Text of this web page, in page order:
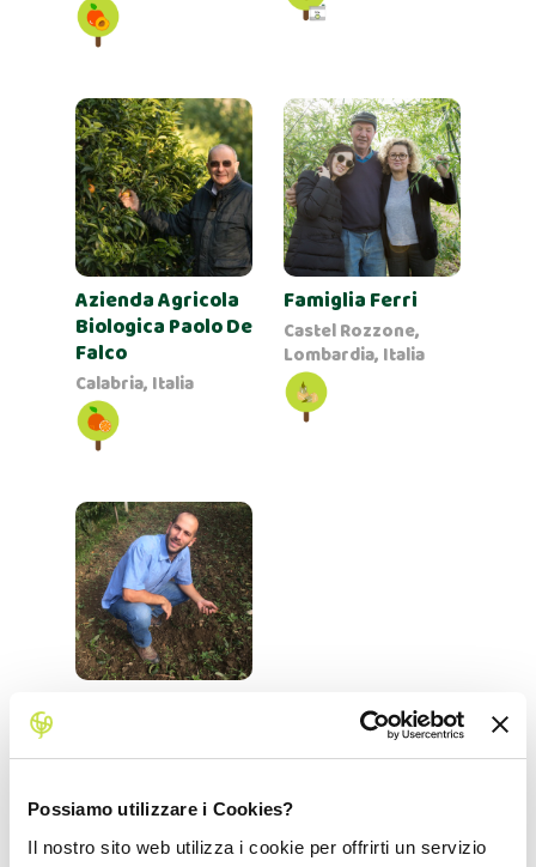
Possiamo utilizzare i Cookies?
Il nostro sito web utilizza i cookie per offrirti un servizio
Azienda Agricola
Biologica Paolo De
Falco
Calabria, Italia
Famiglia Ferri
Castel Rozzone,
Lombardia, Italia
Faenza, Emilia